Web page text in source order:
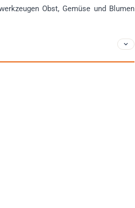
Obst, Gemüse und Blumen